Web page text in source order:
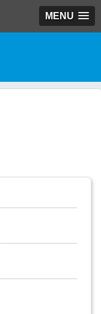
MENU